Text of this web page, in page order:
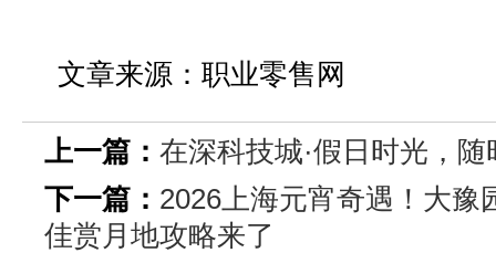
文章来源：职业零售网
上一篇： 在深科技城·假日时光，
下一篇： 2026上海元宵奇遇！大豫
佳赏月地攻略来了